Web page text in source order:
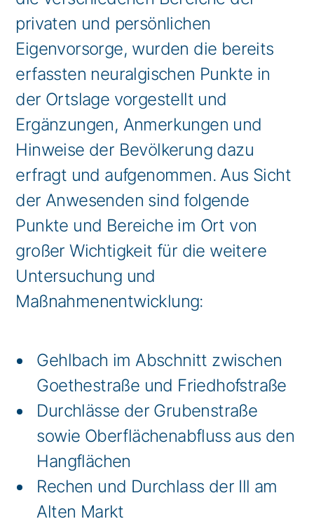
privaten und persönlichen
Eigenvorsorge, wurden die bereits
erfassten neuralgischen Punkte in
der Ortslage vorgestellt und
Ergänzungen, Anmerkungen und
Hinweise der Bevölkerung dazu
erfragt und aufgenommen. Aus Sicht
der Anwesenden sind folgende
Punkte und Bereiche im Ort von
großer Wichtigkeit für die weitere
Untersuchung und
Maßnahmenentwicklung:
Gehlbach im Abschnitt zwischen
Goethestraße und Friedhofstraße
Durchlässe der Grubenstraße
sowie Oberflächenabfluss aus den
Hangflächen
Rechen und Durchlass der Ill am
Alten Markt